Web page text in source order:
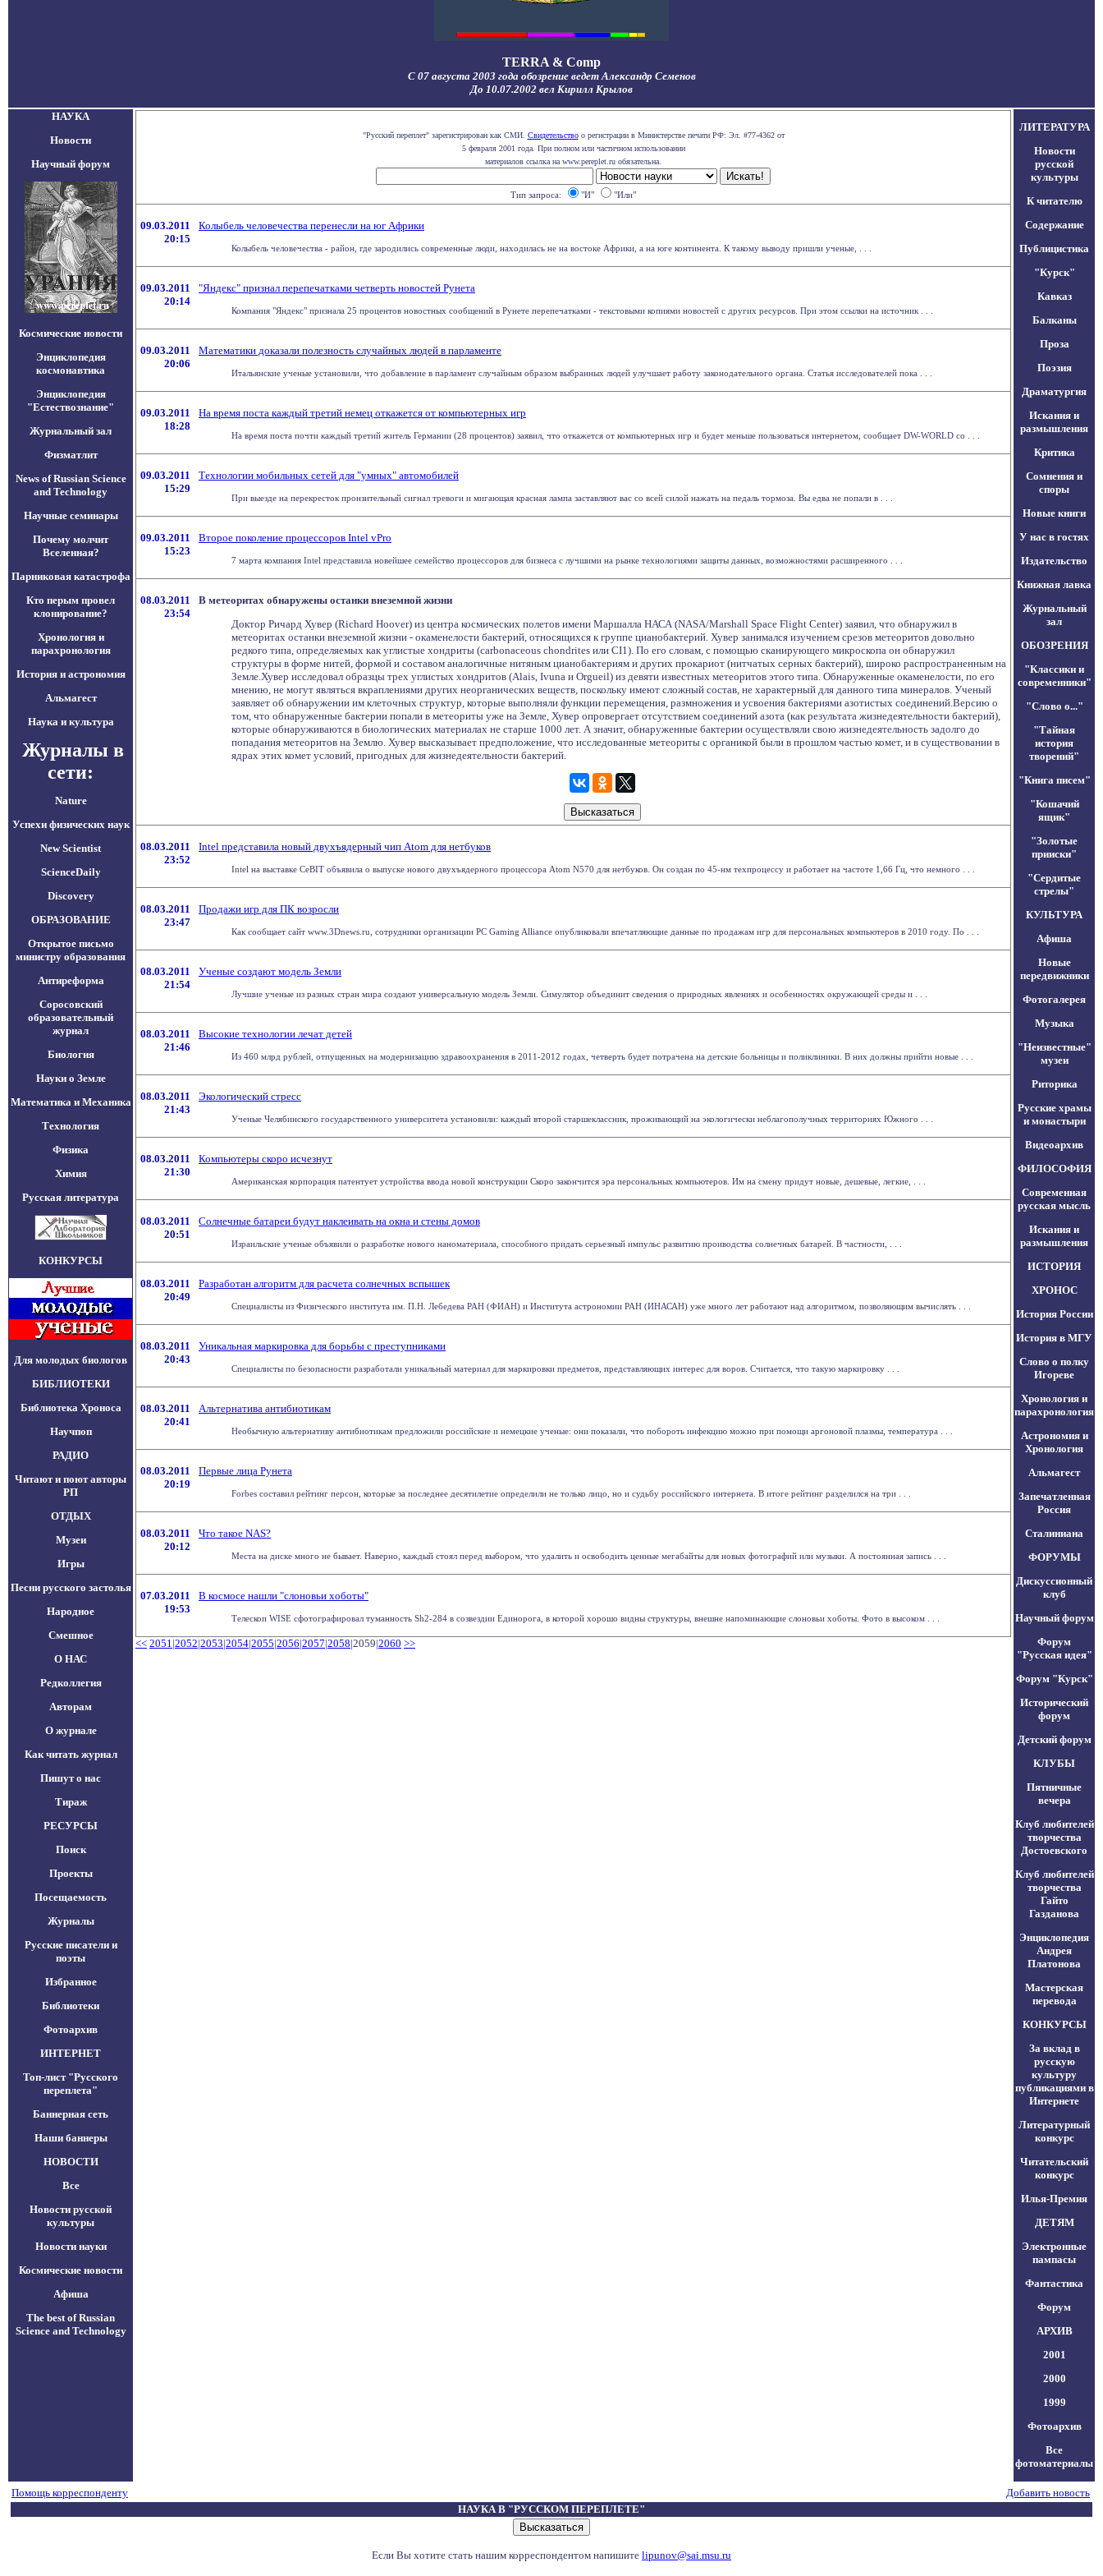
TERRA & Comp
С 07 августа 2003 года обозрение ведет Александр Семенов
До 10.07.2002 вел Кирилл Крылов
НАУКА
Новости
Научный форум
Космические новости
Энциклопедия
космонавтика
Энциклопедия
"Естествознание"
Журнальный зал
Физматлит
News of Russian Science
and Technology
Научные семинары
Почему молчит
Вселенная?
Парниковая катастрофа
Кто перым провел
клонирование?
Хронология и
парахронология
История и астрономия
Альмагест
Наука и культура
Журналы в
сети:
Nature
Успехи физических наук
New Scientist
ScienceDaily
Discovery
ОБРАЗОВАНИЕ
Открытое письмо
министру образования
Антиреформа
Соросовский
образовательный
журнал
Биология
Науки о Земле
Математика и Механика
Технология
Физика
Химия
Русская литература
КОНКУРСЫ
Для молодых биологов
БИБЛИОТЕКИ
Библиотека Хроноса
Научпоп
РАДИО
Читают и поют авторы
РП
ОТДЫХ
Музеи
Игры
Песни русского застолья
Народное
Смешное
О НАС
Редколлегия
Авторам
О журнале
Как читать журнал
Пишут о нас
Тираж
РЕСУРСЫ
Поиск
Проекты
Посещаемость
Журналы
Русские писатели и
поэты
Избранное
Библиотеки
Фотоархив
ИНТЕРНЕТ
Топ-лист "Русского
переплета"
Баннерная сеть
Наши баннеры
НОВОСТИ
Все
Новости русской
культуры
Новости науки
Космические новости
Афиша
The best of Russian
Science and Technology
"Русский переплет" зарегистрирован как СМИ. Свидетельствоо регистрации в Министерстве печати РФ: Эл. #77-4362 от
5 февраля 2001 года. При полном или частичном использовании
материалов ссылка на www.pereplet.ru обязательна.
Тип запроса: "И" "Или"
09.03.2011
20:15
Колыбель человечества перенесли на юг Африки
Колыбель человечества - район, где зародились современные люди, находилась не на востоке Африки, а на юге континента. К такому выводу пришли ученые, . . .
09.03.2011
20:14
"Яндекс" признал перепечатками четверть новостей Рунета
Компания "Яндекс" признала 25 процентов новостных сообщений в Рунете перепечатками - текстовыми копиями новостей с других ресурсов. При этом ссылки на источник . . .
09.03.2011
20:06
Математики доказали полезность случайных людей в парламенте
Итальянские ученые установили, что добавление в парламент случайным образом выбранных людей улучшает работу законодательного органа. Статья исследователей пока . . .
09.03.2011
18:28
На время поста каждый третий немец откажется от компьютерных игр
На время поста почти каждый третий житель Германии (28 процентов) заявил, что откажется от компьютерных игр и будет меньше пользоваться интернетом, сообщает DW-WORLD со . . .
09.03.2011
15:29
Технологии мобильных сетей для "умных" автомобилей
При выезде на перекресток пронзительный сигнал тревоги и мигающая красная лампа заставляют вас со всей силой нажать на педаль тормоза. Вы едва не попали в . . .
09.03.2011
15:23
Второе поколение процессоров Intel vPro
7 марта компания Intel представила новейшее семейство процессоров для бизнеса с лучшими на рынке технологиями защиты данных, возможностями расширенного . . .
08.03.2011
23:54
В метеоритах обнаружены останки внеземной жизни
Доктор Ричард Хувер (Richard Hoover) из центра космических полетов имени Маршалла НАСА (NASA/Marshall Space Flight Center) заявил, что обнаружил в
метеоритах останки внеземной жизни - окаменелости бактерий, относящихся к группе цианобактерий. Хувер занимался изучением срезов метеоритов довольно
редкого типа, определяемых как углистые хондриты (carbonaceous chondrites или CI1). По его словам, с помощью сканирующего микроскопа он обнаружил
структуры в форме нитей, формой и составом аналогичные нитяным цианобактериям и других прокариот (нитчатых серных бактерий), широко распространенным на
Земле.Хувер исследовал образцы трех углистых хондритов (Alais, Ivuna и Orgueil) из девяти известных метеоритов этого типа. Обнаруженные окаменелости, по его
мнению, не могут являться вкраплениями других неорганических веществ, поскольку имеют сложный состав, не характерный для данного типа минералов. Ученый
заявляет об обнаружении им клеточных структур, которые выполняли функции перемещения, размножения и усвоения бактериями азотистых соединений.Версию о
том, что обнаруженные бактерии попали в метеориты уже на Земле, Хувер опровергает отсутствием соединений азота (как результата жизнедеятельности бактерий),
которые обнаруживаются в биологических материалах не старше 1000 лет. А значит, обнаруженные бактерии осуществляли свою жизнедеятельность задолго до
попадания метеоритов на Землю. Хувер высказывает предположение, что исследованные метеориты с органикой были в прошлом частью комет, и в существовании в
ядрах этих комет условий, пригодных для жизнедеятельности бактерий.
08.03.2011
23:52
Intel представила новый двухъядерный чип Atom для нетбуков
Intel на выставке CeBIT объявила о выпуске нового двухъядерного процессора Atom N570 для нетбуков. Он создан по 45-нм техпроцессу и работает на частоте 1,66 Гц, что немного . . .
08.03.2011
23:47
Продажи игр для ПК возросли
Как сообщает сайт www.3Dnews.ru, сотрудники организации PC Gaming Alliance опубликовали впечатляющие данные по продажам игр для персональных компьютеров в 2010 году. По . . .
08.03.2011
21:54
Ученые создают модель Земли
Лучшие ученые из разных стран мира создают универсальную модель Земли. Симулятор объединит сведения о природных явлениях и особенностях окружающей среды и . . .
08.03.2011
21:46
Высокие технологии лечат детей
Из 460 млрд рублей, отпущенных на модернизацию здравоохранения в 2011-2012 годах, четверть будет потрачена на детские больницы и поликлиники. В них должны прийти новые . . .
08.03.2011
21:43
Экологический стресс
Ученые Челябинского государственного университета установили: каждый второй старшеклассник, проживающий на экологически неблагополучных территориях Южного . . .
08.03.2011
21:30
Компьютеры скоро исчезнут
Американская корпорация патентует устройства ввода новой конструкции Скоро закончится эра персональных компьютеров. Им на смену придут новые, дешевые, легкие, . . .
08.03.2011
20:51
Солнечные батареи будут наклеивать на окна и стены домов
Израильские ученые объявили о разработке нового наноматериала, способного придать серьезный импульс развитию проиводства солнечных батарей. В частности, . . .
08.03.2011
20:49
Разработан алгоритм для расчета солнечных вспышек
Специалисты из Физического института им. П.Н. Лебедева РАН (ФИАН) и Института астрономии РАН (ИНАСАН) уже много лет работают над алгоритмом, позволяющим вычислять . . .
08.03.2011
20:43
Уникальная маркировка для борьбы с преступниками
Специалисты по безопасности разработали уникальный материал для маркировки предметов, представляющих интерес для воров. Считается, что такую маркировку . . .
08.03.2011
20:41
Альтернатива антибиотикам
Необычную альтернативу антибиотикам предложили российские и немецкие ученые: они показали, что побороть инфекцию можно при помощи аргоновой плазмы, температура . . .
08.03.2011
20:19
Первые лица Рунета
Forbes составил рейтинг персон, которые за последнее десятилетие определили не только лицо, но и судьбу российского интернета. В итоге рейтинг разделился на три . . .
08.03.2011
20:12
Что такое NAS?
Места на диске много не бывает. Наверно, каждый стоял перед выбором, что удалить и освободить ценные мегабайты для новых фотографий или музыки. А постоянная запись . . .
07.03.2011
19:53
В космосе нашли "слоновьи хоботы"
Телескоп WISE сфотографировал туманность Sh2-284 в созвездии Единорога, в которой хорошо видны структуры, внешне напоминающие слоновьи хоботы. Фото в высоком . . .
<< 2051|2052|2053|2054|2055|2056|2057|2058|2059|2060 >>
ЛИТЕРАТУРА
Новости
русской
культуры
К читателю
Содержание
Публицистика
"Курск"
Кавказ
Балканы
Проза
Поэзия
Драматургия
Искания и
размышления
Критика
Сомнения и
споры
Новые книги
У нас в гостях
Издательство
Книжная лавка
Журнальный
зал
ОБОЗРЕНИЯ
"Классики и
современники"
"Слово о..."
"Тайная
история
творений"
"Книга писем"
"Кошачий
ящик"
"Золотые
прииски"
"Сердитые
стрелы"
КУЛЬТУРА
Афиша
Новые
передвижники
Фотогалерея
Музыка
"Неизвестные"
музеи
Риторика
Русские храмы
и монастыри
Видеоархив
ФИЛОСОФИЯ
Современная
русская мысль
Искания и
размышления
ИСТОРИЯ
ХРОНОС
История России
История в МГУ
Слово о полку
Игореве
Хронология и
парахронология
Астрономия и
Хронология
Альмагест
Запечатленная
Россия
Сталиниана
ФОРУМЫ
Дискуссионный
клуб
Научный форум
Форум
"Русская идея"
Форум "Курск"
Исторический
форум
Детский форум
КЛУБЫ
Пятничные
вечера
Клуб любителей
творчества
Достоевского
Клуб любителей
творчества
Гайто
Газданова
Энциклопедия
Андрея
Платонова
Мастерская
перевода
КОНКУРСЫ
За вклад в
русскую
культуру
публикациями в
Интернете
Литературный
конкурс
Читательский
конкурс
Илья-Премия
ДЕТЯМ
Электронные
пампасы
Фантастика
Форум
АРХИВ
2001
2000
1999
Фотоархив
Все
фотоматериалы
Помощь корреспонденту
Добавить новость
НАУКА В "РУССКОМ ПЕРЕПЛЕТЕ"
Если Вы хотите стать нашим корреспондентом напишите lipunov@sai.msu.ru